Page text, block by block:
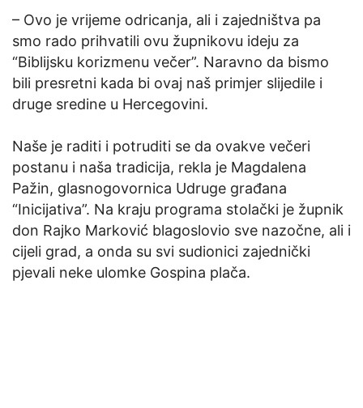
– Ovo je vrijeme odricanja, ali i zajedništva pa
smo rado prihvatili ovu župnikovu ideju za
“Biblijsku korizmenu večer”. Naravno da bismo
bili presretni kada bi ovaj naš primjer slijedile i
druge sredine u Hercegovini.
Naše je raditi i potruditi se da ovakve večeri
postanu i naša tradicija, rekla je Magdalena
Pažin, glasnogovornica Udruge građana
“Inicijativa”. Na kraju programa stolački je župnik
don Rajko Marković blagoslovio sve nazočne, ali i
cijeli grad, a onda su svi sudionici zajednički
pjevali neke ulomke Gospina plača.